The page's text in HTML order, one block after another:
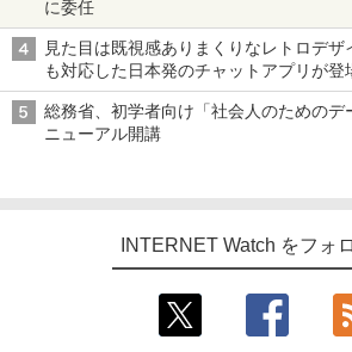
に委任
見た目は既視感ありまくりなレトロデザ
も対応した日本発のチャットアプリが登
総務省、初学者向け「社会人のためのデ
ニューアル開講
INTERNET Watch をフォ